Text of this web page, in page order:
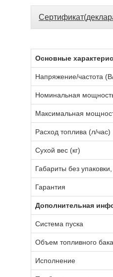
Основные
Напряжение/частота
Номинальная
Максимальная
Расход топлива (л/час)
Сухой вес (кг)
Габариты без
Гарантия
Дополнительная
Система пуска
Объем топливного
Исполнение